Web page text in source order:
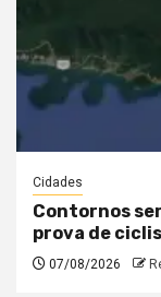
Cidades
Contornos
prova de
07/08/2026